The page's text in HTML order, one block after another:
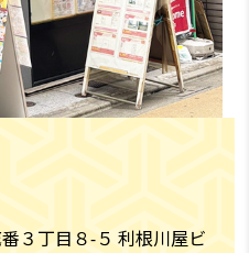
３丁目８-５ 利根川屋ビ